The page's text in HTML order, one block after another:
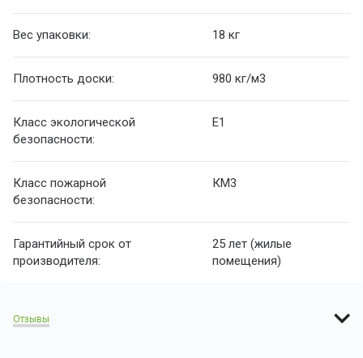
Вес упаковки: 18 кг
Плотность доски: 980 кг/м3
Класс экологической
безопасности:
E1
Класс пожарной
безопасности:
КМ3
Гарантийный срок от
производителя:
25 лет (жилые
помещения)
Отзывы